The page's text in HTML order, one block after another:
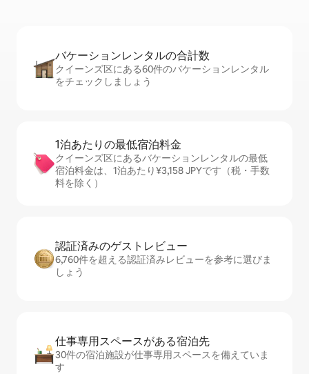
バケーションレ⁠ン⁠タ⁠ル⁠の合⁠計⁠数
クイーンズ区にある60件のバケーションレンタル
をチェックしましょう
1泊あたりの最⁠低⁠宿⁠泊⁠料⁠金
クイーンズ区にあるバケーションレンタルの最低
宿泊料金は、1泊あたり¥3,158 JPYです（税・手数
料を除く）
認証済みのゲ⁠ス⁠ト⁠レ⁠ビ⁠ュ⁠ー
6,760件を超える認証済みレビューを参考に選びま
しょう
仕事専用ス⁠ペ⁠ー⁠スがあ⁠る宿⁠泊⁠先
30件の宿泊施設が仕事専用スペースを備えていま
す